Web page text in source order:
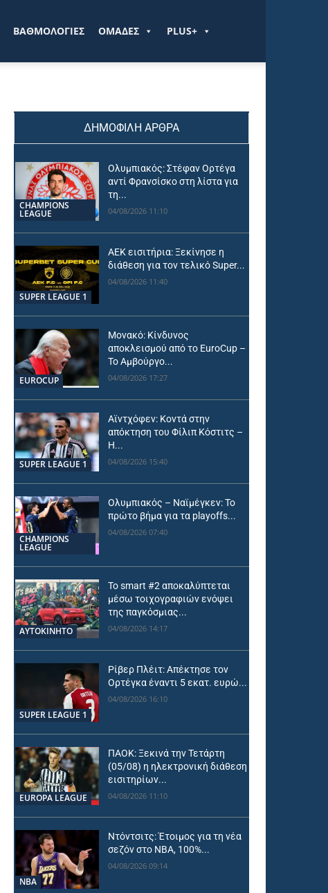
ΒΑΘΜΟΛΟΓΙΕΣ ΟΜΑΔΕΣ PLUS+
ΔΗΜΟΦΙΛΗ ΑΡΘΡΑ
CHAMPIONS
LEAGUE
Ολυμπιακός: Στέφαν Ορτέγα
αντί Φρανσίσκο στη λίστα για
τη...
04/08/2026 11:10
SUPER LEAGUE 1
ΑΕΚ εισιτήρια: Ξεκίνησε η
διάθεση για τον τελικό Super...
04/08/2026 11:40
EUROCUP
Μονακό: Κίνδυνος
αποκλεισμού από το EuroCup –
Το Αμβούργο...
04/08/2026 17:27
SUPER LEAGUE 1
Αϊντχόφεν: Κοντά στην
απόκτηση του Φίλιπ Κόστιτς –
Η...
04/08/2026 15:40
CHAMPIONS
LEAGUE
Ολυμπιακός – Ναϊμέγκεν: Το
πρώτο βήμα για τα playoffs...
04/08/2026 07:40
ΑΥΤΟΚΙΝΗΤΟ
Το smart #2 αποκαλύπτεται
μέσω τοιχογραφιών ενόψει
της παγκόσμιας...
04/08/2026 14:17
SUPER LEAGUE 1
Ρίβερ Πλέιτ: Απέκτησε τον
Ορτέγκα έναντι 5 εκατ. ευρώ...
04/08/2026 16:10
EUROPA LEAGUE
ΠΑΟΚ: Ξεκινά την Τετάρτη
(05/08) η ηλεκτρονική διάθεση
εισιτηρίων...
04/08/2026 11:10
NBA
Ντόντσιτς: Έτοιμος για τη νέα
σεζόν στο ΝΒΑ, 100%...
04/08/2026 09:14